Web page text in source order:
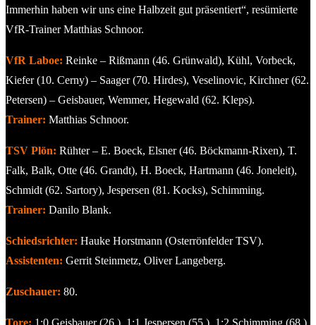
Immerhin haben wir uns eine Halbzeit gut präsentiert“, resümierte
VfR-Trainer Matthias Schnoor.
VfR Laboe: Reinke – Rißmann (46. Grünwald), Kühl, Vorbeck,
Kiefer (10. Cerny) – Saager (70. Hirdes), Veselinovic, Kirchner (62.
Petersen) – Geisbauer, Wemmer, Hegewald (62. Kleps).
Trainer: Matthias Schnoor.
TSV Plön: Rühter – E. Boeck, Elsner (46. Böckmann-Rixen), T.
Falk, Balk, Otte (46. Grandt), H. Boeck, Hartmann (46. Joneleit),
Schmidt (62. Sartory), Jespersen (81. Kocks), Schimming.
Trainer: Danilo Blank.
Schiedsrichter: Hauke Horstmann (Osterrönfelder TSV).
Assistenten: Gerrit Steinmetz, Oliver Langeberg.
Zuschauer: 80.
Tore: 1:0 Geisbauer (26.), 1:1 Jespersen (55.), 1:2 Schimming (68.),